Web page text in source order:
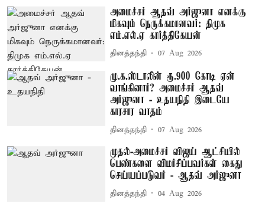
அமைச்சர் ஆதவ் அர்ஜுனா எனக்கு
மிகவும் நெருக்கமானவர்: திமுக
எம்.எல்.ஏ கார்த்திகேயன்
தினத்தந்தி 07 Aug 2026
மு.க.ஸ்டாலின் ரூ.900 கோடி ஏன்
வாங்கினார்? அமைச்சர் ஆதவ்
அர்ஜுனா - உதயநிதி இடையே
காரசார வாதம்
தினத்தந்தி 07 Aug 2026
முதல்-அமைச்சர் விஜய் ஆட்சியில்
பெண்களை விமர்சிப்பவர்கள் கைது
செய்யப்படுவர் - ஆதவ் அர்ஜுனா
தினத்தந்தி 04 Aug 2026